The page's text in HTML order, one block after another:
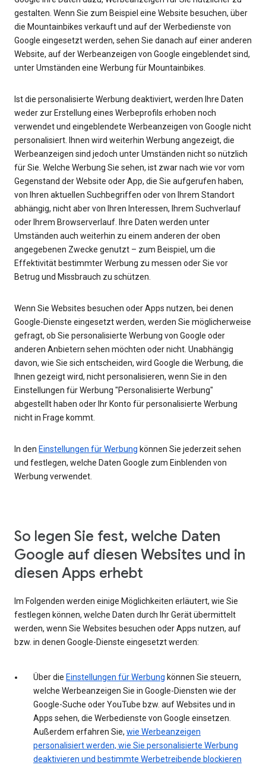
gestalten. Wenn Sie zum Beispiel eine Website besuchen, über
die Mountainbikes verkauft und auf der Werbedienste von
Google eingesetzt werden, sehen Sie danach auf einer anderen
Website, auf der Werbeanzeigen von Google eingeblendet sind,
unter Umständen eine Werbung für Mountainbikes.
Ist die personalisierte Werbung deaktiviert, werden Ihre Daten
weder zur Erstellung eines Werbeprofils erhoben noch
verwendet und eingeblendete Werbeanzeigen von Google nicht
personalisiert. Ihnen wird weiterhin Werbung angezeigt, die
Werbeanzeigen sind jedoch unter Umständen nicht so nützlich
für Sie. Welche Werbung Sie sehen, ist zwar nach wie vor vom
Gegenstand der Website oder App, die Sie aufgerufen haben,
von Ihren aktuellen Suchbegriffen oder von Ihrem Standort
abhängig, nicht aber von Ihren Interessen, Ihrem Suchverlauf
oder Ihrem Browserverlauf. Ihre Daten werden unter
Umständen auch weiterhin zu einem anderen der oben
angegebenen Zwecke genutzt – zum Beispiel, um die
Effektivität bestimmter Werbung zu messen oder Sie vor
Betrug und Missbrauch zu schützen.
Wenn Sie Websites besuchen oder Apps nutzen, bei denen
Google-Dienste eingesetzt werden, werden Sie möglicherweise
gefragt, ob Sie personalisierte Werbung von Google oder
anderen Anbietern sehen möchten oder nicht. Unabhängig
davon, wie Sie sich entscheiden, wird Google die Werbung, die
Ihnen gezeigt wird, nicht personalisieren, wenn Sie in den
Einstellungen für Werbung "Personalisierte Werbung"
abgestellt haben oder Ihr Konto für personalisierte Werbung
nicht in Frage kommt.
In den Einstellungen für Werbung können Sie jederzeit sehen
und festlegen, welche Daten Google zum Einblenden von
Werbung verwendet.
So legen Sie fest, welche Daten
Google auf diesen Websites und in
diesen Apps erhebt
Im Folgenden werden einige Möglichkeiten erläutert, wie Sie
festlegen können, welche Daten durch Ihr Gerät übermittelt
werden, wenn Sie Websites besuchen oder Apps nutzen, auf
bzw. in denen Google-Dienste eingesetzt werden:
Über die Einstellungen für Werbung können Sie steuern,
welche Werbeanzeigen Sie in Google-Diensten wie der
Google-Suche oder YouTube bzw. auf Websites und in
Apps sehen, die Werbedienste von Google einsetzen.
Außerdem erfahren Sie, wie Werbeanzeigen
personalisiert werden, wie Sie personalisierte Werbung
deaktivieren und bestimmte Werbetreibende blockieren